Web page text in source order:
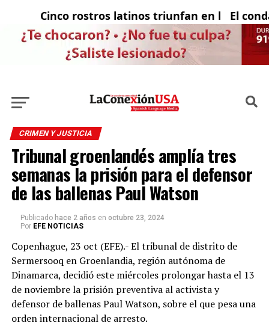
Cinco rostros latinos triunfan en la El
CRIMEN Y JUSTICIA
Tribunal groenlandés amplía tres
semanas la prisión para el defensor
de las ballenas Paul Watson
Publicado hace 2 años en octubre 23, 2024
Por EFE NOTICIAS
Copenhague, 23 oct (EFE).- El tribunal de distrito de
Sermersooq en Groenlandia, región autónoma de
Dinamarca, decidió este miércoles prolongar hasta el 13
de noviembre la prisión preventiva al activista y
defensor de ballenas Paul Watson, sobre el que pesa una
orden internacional de arresto.